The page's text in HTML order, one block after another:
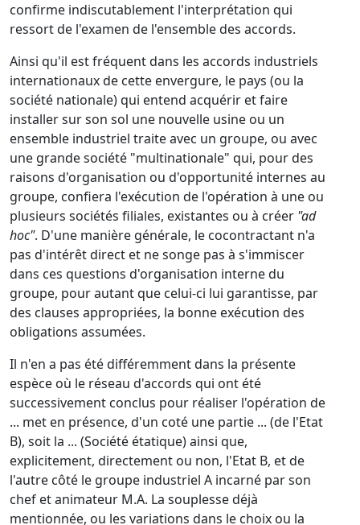
confirme indiscutablement l'interprétation qui
ressort de l'examen de l'ensemble des accords.
Ainsi qu'il est fréquent dans les accords industriels
internationaux de cette envergure, le pays (ou la
société nationale) qui entend acquérir et faire
installer sur son sol une nouvelle usine ou un
ensemble industriel traite avec un groupe, ou avec
une grande société "multinationale" qui, pour des
raisons d'organisation ou d'opportunité internes au
groupe, confiera l'exécution de l'opération à une ou
plusieurs sociétés filiales, existantes ou à créer "ad
hoc". D'une manière générale, le cocontractant n'a
pas d'intérêt direct et ne songe pas à s'immiscer
dans ces questions d'organisation interne du
groupe, pour autant que celui-ci lui garantisse, par
des clauses appropriées, la bonne exécution des
obligations assumées.
Il n'en a pas été différemment dans la présente
espèce où le réseau d'accords qui ont été
successivement conclus pour réaliser l'opération de
... met en présence, d'un coté une partie ... (de l'Etat
B), soit la ... (Société étatique) ainsi que,
explicitement, directement ou non, l'Etat B, et de
l'autre côté le groupe industriel A incarné par son
chef et animateur M.A. La souplesse déjà
mentionnée, ou les variations dans le choix ou la